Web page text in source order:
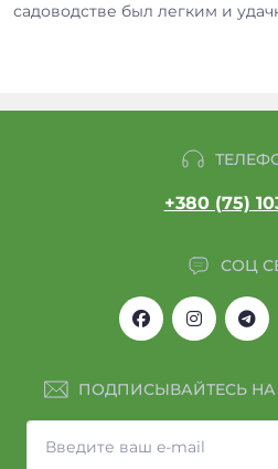
садоводстве был легким и
+380 (75)
СОЦ
ПОДПИСЫВАЙТЕСЬ